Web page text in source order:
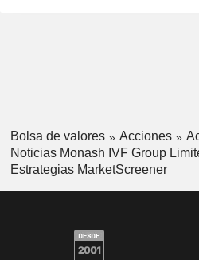
Bolsa de valores Acciones
Noticias Monash IVF Group
Estrategias MarketScreener